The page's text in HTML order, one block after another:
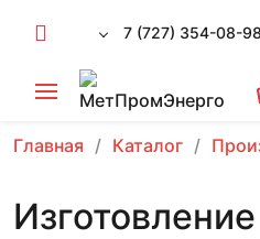
7 (727) 354-08-98
Главная Каталог
Изготовление